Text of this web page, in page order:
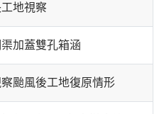
地視察
加蓋雙孔箱涵
颱風後工地復原情形